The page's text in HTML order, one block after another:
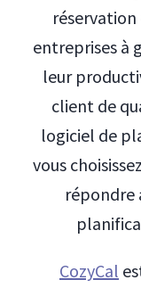
réservation
entreprises à
leur
client de
logiciel de
vous
répondre
CozyCal